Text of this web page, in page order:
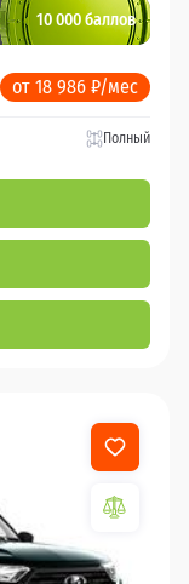
10 000 баллов
от 18 986 ₽/мес
Полный